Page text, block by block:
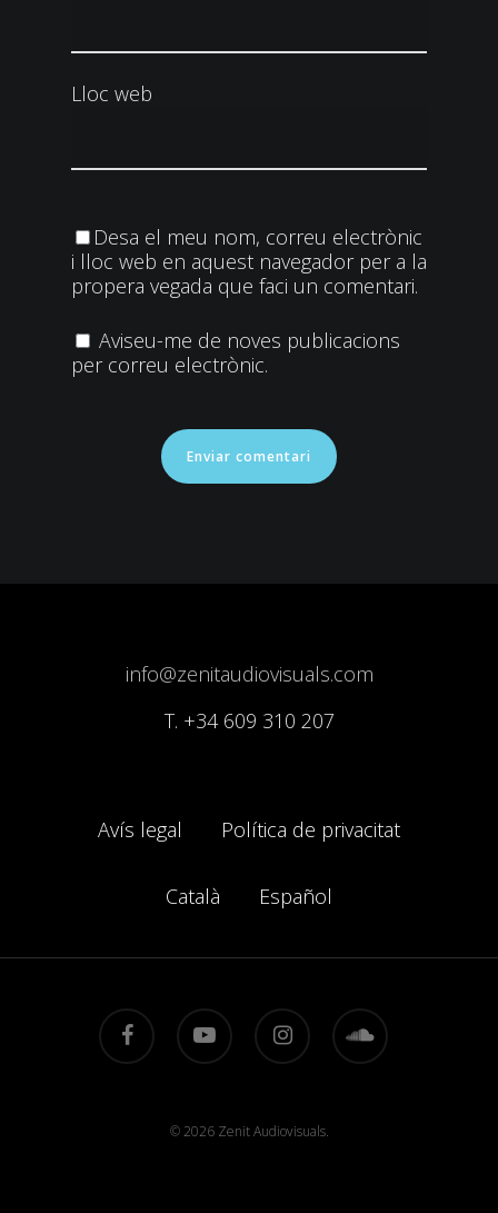
Lloc web
Desa el meu nom, correu electrònic
i lloc web en aquest navegador per a la
propera vegada que faci un comentari.
Aviseu-me de noves publicacions
per correu electrònic.
info@zenitaudiovisuals.com
T. +34 609 310 207
Avís legal Política de privacitat
Català Español
facebook youtube instagram soundcloud
© 2026 Zenit Audiovisuals.